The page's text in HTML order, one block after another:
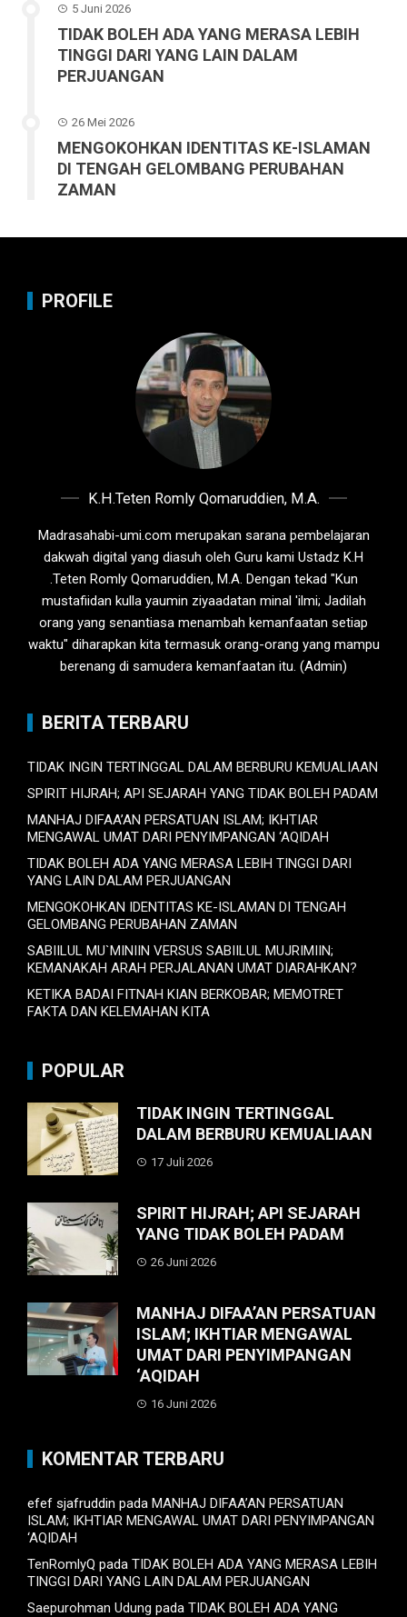
5 Juni 2026
TIDAK BOLEH ADA YANG MERASA LEBIH
TINGGI DARI YANG LAIN DALAM
PERJUANGAN
26 Mei 2026
MENGOKOHKAN IDENTITAS KE-ISLAMAN
DI TENGAH GELOMBANG PERUBAHAN
ZAMAN
PROFILE
K.H.Teten Romly Qomaruddien, M.A.
Madrasahabi-umi.com merupakan sarana pembelajaran
dakwah digital yang diasuh oleh Guru kami Ustadz K.H
.Teten Romly Qomaruddien, M.A. Dengan tekad "Kun
mustafiidan kulla yaumin ziyaadatan minal 'ilmi; Jadilah
orang yang senantiasa menambah kemanfaatan setiap
waktu" diharapkan kita termasuk orang-orang yang mampu
berenang di samudera kemanfaatan itu. (Admin)
BERITA TERBARU
TIDAK INGIN TERTINGGAL DALAM BERBURU KEMUALIAAN
SPIRIT HIJRAH; API SEJARAH YANG TIDAK BOLEH PADAM
MANHAJ DIFAA’AN PERSATUAN ISLAM; IKHTIAR
MENGAWAL UMAT DARI PENYIMPANGAN ‘AQIDAH
TIDAK BOLEH ADA YANG MERASA LEBIH TINGGI DARI
YANG LAIN DALAM PERJUANGAN
MENGOKOHKAN IDENTITAS KE-ISLAMAN DI TENGAH
GELOMBANG PERUBAHAN ZAMAN
SABIILUL MU`MINIIN VERSUS SABIILUL MUJRIMIIN;
KEMANAKAH ARAH PERJALANAN UMAT DIARAHKAN?
KETIKA BADAI FITNAH KIAN BERKOBAR; MEMOTRET
FAKTA DAN KELEMAHAN KITA
POPULAR
TIDAK INGIN TERTINGGAL
DALAM BERBURU KEMUALIAAN
17 Juli 2026
SPIRIT HIJRAH; API SEJARAH
YANG TIDAK BOLEH PADAM
26 Juni 2026
MANHAJ DIFAA’AN PERSATUAN
ISLAM; IKHTIAR MENGAWAL
UMAT DARI PENYIMPANGAN
‘AQIDAH
16 Juni 2026
KOMENTAR TERBARU
efef sjafruddin pada MANHAJ DIFAA’AN PERSATUAN
ISLAM; IKHTIAR MENGAWAL UMAT DARI PENYIMPANGAN
‘AQIDAH
TenRomlyQ pada TIDAK BOLEH ADA YANG MERASA LEBIH
TINGGI DARI YANG LAIN DALAM PERJUANGAN
Saepurohman Udung pada TIDAK BOLEH ADA YANG